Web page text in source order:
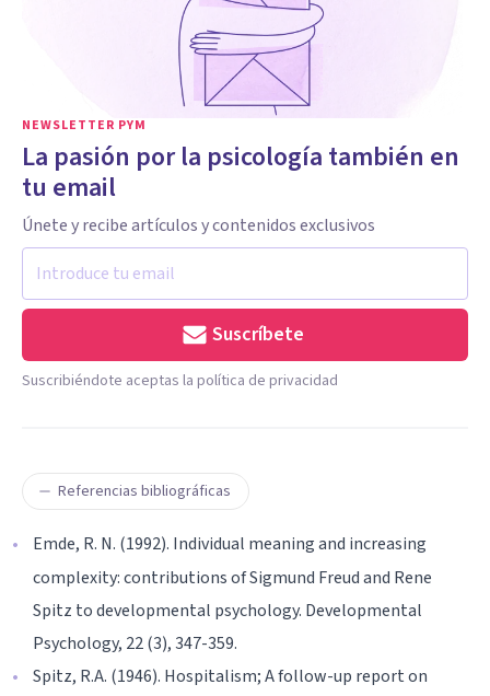
NEWSLETTER PYM
La pasión por la psicología también en
tu email
Únete y recibe artículos y contenidos exclusivos
Suscríbete
Suscribiéndote aceptas la política de privacidad
Referencias bibliográficas
Emde, R. N. (1992). Individual meaning and increasing
complexity: contributions of Sigmund Freud and Rene
Spitz to developmental psychology. Developmental
Psychology, 22 (3), 347-359.
Spitz, R.A. (1946). Hospitalism; A follow-up report on